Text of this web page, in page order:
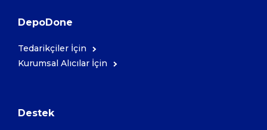
DepoDone
Tedarikçiler İçin
Kurumsal Alıcılar İçin
Destek